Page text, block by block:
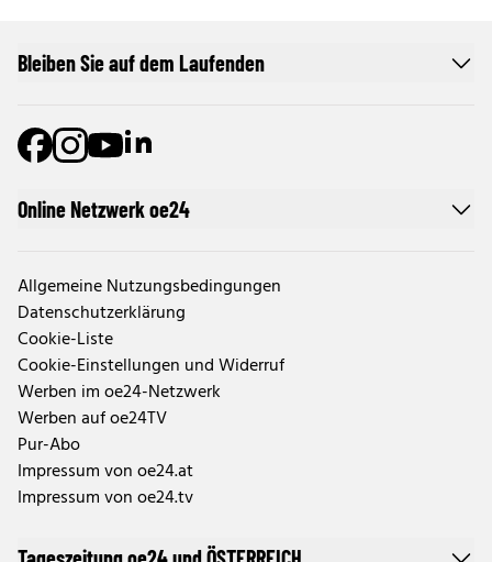
Online Netzwerk oe24
Allgemeine Nutzungsbedingungen
Datenschutzerklärung
Cookie-Liste
Cookie-Einstellungen und Widerruf
Werben im oe24-Netzwerk
Werben auf oe24TV
Pur-Abo
Impressum von oe24.at
Impressum von oe24.tv
Bleiben Sie auf dem Laufenden